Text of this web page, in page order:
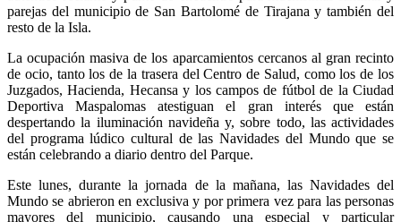
parejas del municipio de San Bartolomé de Tirajana y también del
resto de la Isla.
La ocupación masiva de los aparcamientos cercanos al gran recinto
de ocio, tanto los de la trasera del Centro de Salud, como los de los
Juzgados, Hacienda, Hecansa y los campos de fútbol de la Ciudad
Deportiva Maspalomas atestiguan el gran interés que están
despertando la iluminación navideña y, sobre todo, las actividades
del programa lúdico cultural de las Navidades del Mundo que se
están celebrando a diario dentro del Parque.
Este lunes, durante la jornada de la mañana, las Navidades del
Mundo se abrieron en exclusiva y por primera vez para las personas
mayores del municipio, causando una especial y particular